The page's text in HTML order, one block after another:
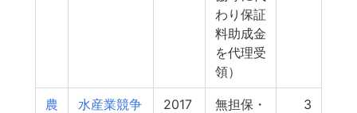
わり保証
料助成金
を代理受
領）
農
水産業競争
2017
無担保・
3